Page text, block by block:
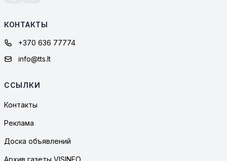
КОНТАКТЫ
+370 636 77774
info@tts.lt
ССЫЛКИ
Контакты
Реклама
Доска объявлений
Архив газеты VISINFO